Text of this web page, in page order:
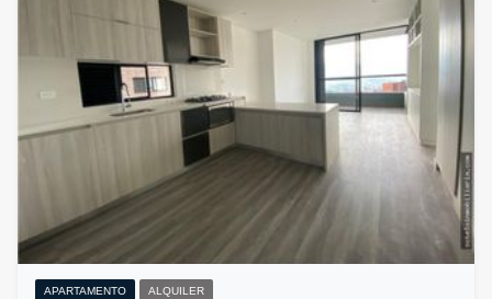
APARTAMENTO ALQUILER